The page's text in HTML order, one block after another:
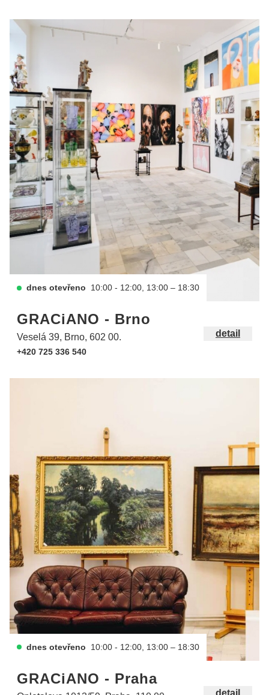
dnes otevřeno 10:00 - 12:00, 13:00 – 18:30
GRACiANO - Brno
Veselá 39, Brno, 602 00.
+420 725 336 540
detail
dnes otevřeno 10:00 - 12:00, 13:00 – 18:30
GRACiANO - Praha
detail